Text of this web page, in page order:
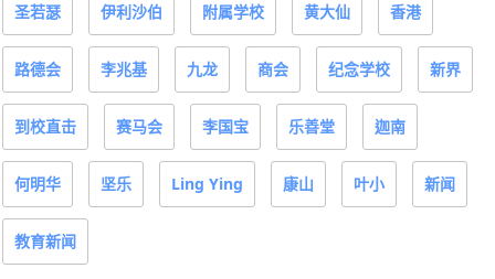
圣若瑟 伊利沙伯 附属学校 黄大仙 香港
路德会 李兆基 九龙 商会 纪念学校 新界
到校直击 赛马会 李国宝 乐善堂 迦南
何明华 坚乐 Ling Ying 康山 叶小 新闻
教育新闻